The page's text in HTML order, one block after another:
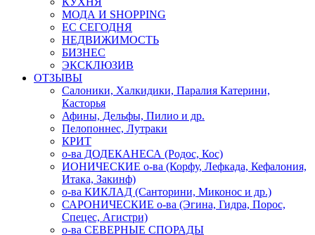
МОДА И SHOPPING
ЕС СЕГОДНЯ
НЕДВИЖИМОСТЬ
БИЗНЕС
ЭКСКЛЮЗИВ
ОТЗЫВЫ
Салоники, Халкидики, Паралия Катерини,
Касторья
Афины, Дельфы, Пилио и др.
Пелопоннес, Лутраки
КРИТ
о-ва ДОДЕКАНЕСА (Родос, Кос)
ИОНИЧЕСКИЕ о-ва (Корфу, Лефкада, Кефалония,
Итака, Закинф)
о-ва КИКЛАД (Санторини, Миконос и др.)
САРОНИЧЕСКИЕ о-ва (Эгина, Гидра, Порос,
Спецес, Агистри)
о-ва СЕВЕРНЫЕ СПОРАДЫ